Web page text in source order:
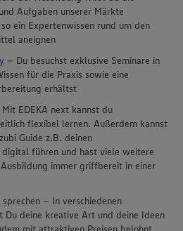
andere Technologien ein, um Ihnen
unserer Website zu
Aufgaben unserer Märkte
ein Expertenwissen rund um den
aneignen
– Du besuchst exklusive Seminare in
für die Praxis sowie eine
erhältst
EDEKA next kannst du
flexibel lernen. Außerdem kannst
Guide z.B. deinen
führen und hast viele weitere
immer griffbereit in einer
– In verschiedenen
Du deine kreative Art und deine Ideen